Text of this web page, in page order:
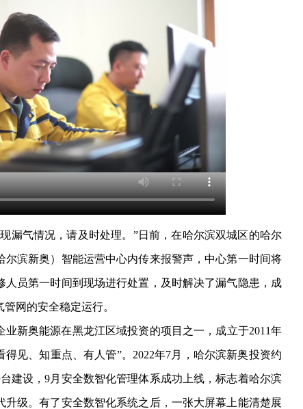
漏气情况，请及时处理。”日前，在哈尔滨双城区的哈尔
尔滨新奥）智能运营中心内传来报警声，中心第一时间将
人员第一时间到现场进行处置，及时解决了漏气隐患，成
网的安全稳定运行。
业新奥能源在黑龙江区域投资的项目之一，成立于2011年
见、知重点、有人管”。2022年7月，哈尔滨新奥投资约
建设，9月安全数智化管理体系成功上线，标志着哈尔滨
升级。有了安全数智化系统之后，一张大屏幕上能清楚展